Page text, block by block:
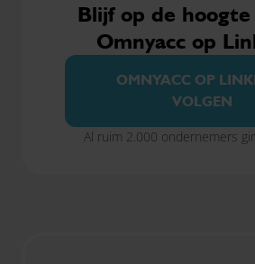
Blijf op de hoogte
Omnyacc op
OMNYACC OP
VOLGEN
Al ruim 2.000 ondernemers